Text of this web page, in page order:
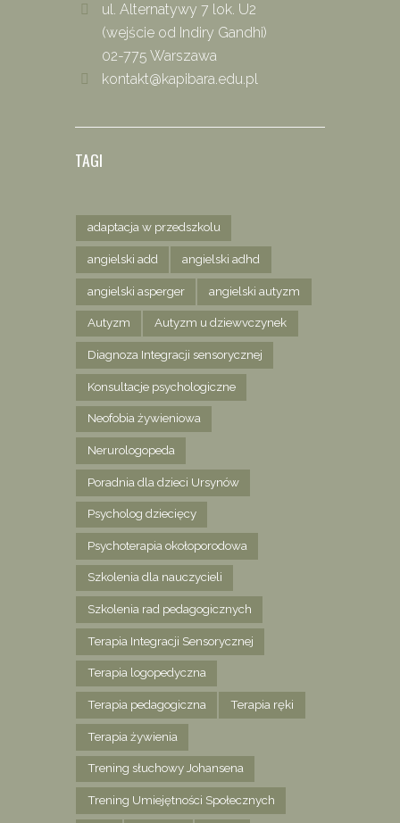
ul. Alternatywy 7 lok. U2
(wejście od Indiry Gandhi)
02-775 Warszawa
kontakt@kapibara.edu.pl
TAGI
adaptacja w przedszkolu
angielski add angielski adhd
angielski asperger angielski autyzm
Autyzm Autyzm u dziewvczynek
Diagnoza Integracji sensorycznej
Konsultacje psychologiczne
Neofobia żywieniowa
Nerurologopeda
Poradnia dla dzieci Ursynów
Psycholog dziecięcy
Psychoterapia okołoporodowa
Szkolenia dla nauczycieli
Szkolenia rad pedagogicznych
Terapia Integracji Sensorycznej
Terapia logopedyczna
Terapia pedagogiczna Terapia ręki
Terapia żywienia
Trening słuchowy Johansena
Trening Umiejętności Społecznych